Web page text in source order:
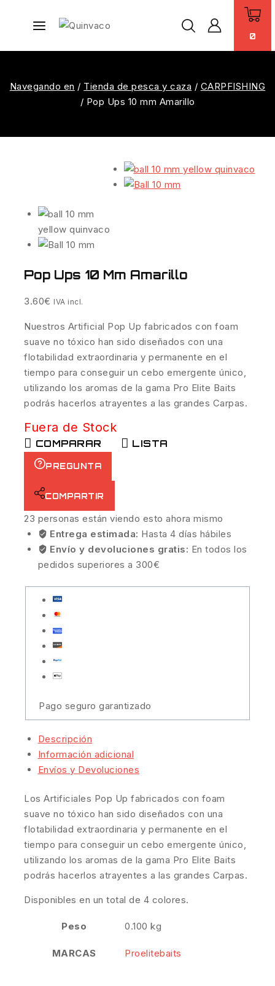
0
Navegando en / Tienda de pesca y caza / CARPFISHING
/ Pop Ups 10 mm Amarillo
Pop Ups 10 Mm Amarillo
3.60€ IVA incl.
Nuestros Artificial Pop Up fabricados con foam
suave no tóxico han sido diseñados con una
flotabilidad extraordinaria y permanente en el
tiempo para conseguir un cebo emergente único,
utilizando los aromas de la gama Pro Elite Baits
podrás hacerlos atrayentes a las grandes Carpas.
Fuera de Stock
COMPARAR LISTA
PREGUNTA
COMPARTIR
23 personas están viendo esto ahora mismo
Entrega estimada: Hasta 4 días hábiles
Envío y devoluciones gratis: En todos los
pedidos superiores a 300€
Pago seguro garantizado
Descripción
Información adicional
Envíos y Devoluciones
Los Artificiales Pop Up fabricados con foam
suave no tóxico han sido diseñados con una
flotabilidad extraordinaria y permanente en el
tiempo para conseguir un cebo emergente único,
utilizando los aromas de la gama Pro Elite Baits
podrás hacerlos atrayentes a las grandes Carpas.
Disponibles en un total de 4 colores.
Peso 0.100 kg
MARCAS Proelitebaits